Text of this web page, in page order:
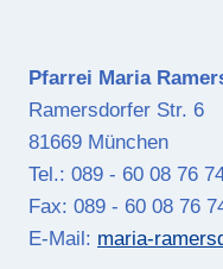
Pfarrei Maria
Ramersdorfer Str. 6
81669 München
Tel.: 089 - 60 08 76
Fax: 089 - 60 08 76
E-Mail: maria-